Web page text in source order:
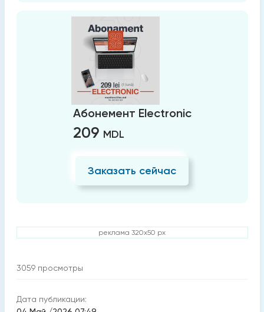
Абонемент Electronic
209 MDL
Заказать сейчас
реклама 320x50 px
3059 просмотры
Дата публикации: